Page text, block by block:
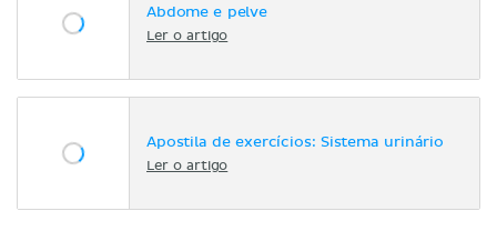
Abdome e pelve
Ler o artigo
Apostila de exercícios: Sistema urinário
Ler o artigo